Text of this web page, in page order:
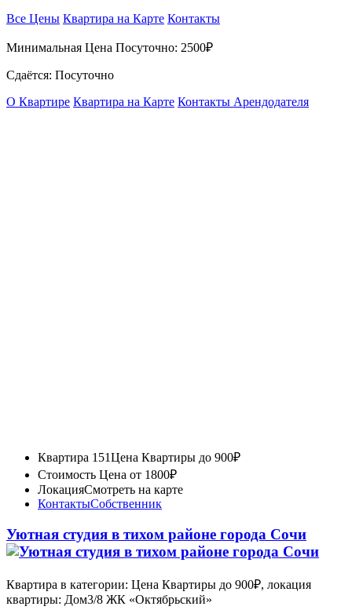
Все Цены Квартира на Карте Контакты
Минимальная Цена Посуточно: 2500₽
Сдаётся: Посуточно
О Квартире Квартира на Карте Контакты Арендодателя
Квартира 151Цена Квартиры до 900₽
Стоимость Цена от 1800₽
ЛокацияСмотреть на карте
КонтактыСобственник
Уютная студия в тихом районе города Сочи
Квартира в категории: Цена Квартиры до 900₽, локация
квартиры: Дом3/8 ЖК «Октябрьский»